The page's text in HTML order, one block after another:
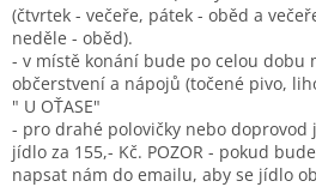
(čtvrtek - večeře, pátek - oběd a
neděle - oběd).
- v místě konání bude po celou dobu
občerstvení a nápojů (točené pivo,
" U OŤASE"
- pro drahé polovičky nebo
jídlo za 155,- Kč. POZOR - pokud
napsat nám do emailu, aby se jídlo